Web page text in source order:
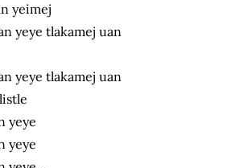
yeimej
yeye tlakamej uan
yeye tlakamej uan
yeye
yeye